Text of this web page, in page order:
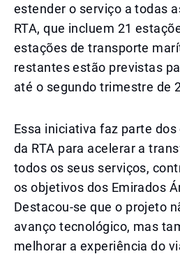
estender o serviço a todas
RTA, que incluem 21
estações de transporte
restantes estão previstas
até o segundo trimestre de
Essa iniciativa faz parte
da RTA para acelerar a
todos os seus serviços,
os objetivos dos Emirados
Destacou-se que o projeto
avanço tecnológico, mas
melhorar a experiência do